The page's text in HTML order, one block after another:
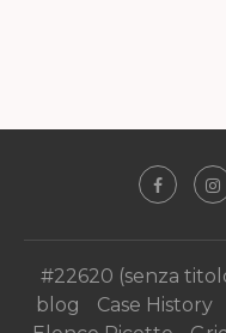
#22620 (senza
blog
Case History